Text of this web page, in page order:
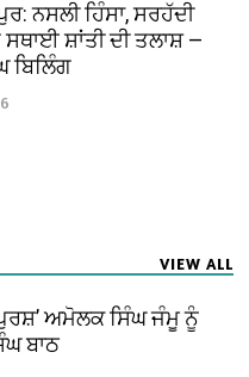
ਨਸਲੀ ਹਿੰਸਾ, ਸਰਹੱਦੀ
ਸ਼ਾਂਤੀ ਦੀ ਤਲਾਸ਼ —
ਬਿਲਿੰਗ
VIEW ALL
ਅਮੋਲਕ ਸਿੰਘ ਜੰਮੂ ਨੂੰ
ਬਾਠ